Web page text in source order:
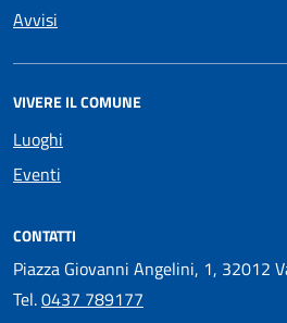
Avvisi
VIVERE IL COMUNE
Luoghi
Eventi
CONTATTI
Piazza Giovanni Angelini, 1, 32012
Tel.0437 789177